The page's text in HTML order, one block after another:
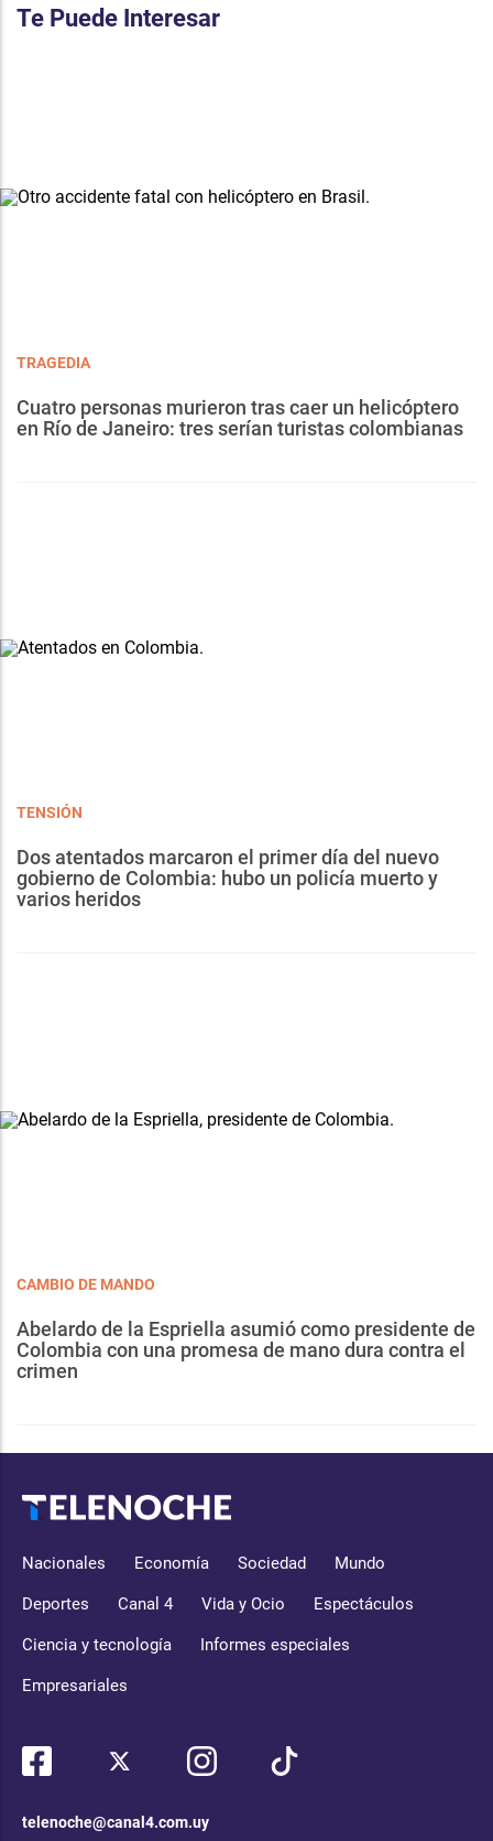
Te Puede Interesar
TRAGEDIA
Cuatro personas murieron tras caer un helicóptero
en Río de Janeiro: tres serían turistas colombianas
TENSIÓN
Dos atentados marcaron el primer día del nuevo
gobierno de Colombia: hubo un policía muerto y
varios heridos
CAMBIO DE MANDO
Abelardo de la Espriella asumió como presidente de
Colombia con una promesa de mano dura contra el
crimen
Nacionales Economía Sociedad Mundo
Deportes Canal 4 Vida y Ocio Espectáculos
Ciencia y tecnología Informes especiales
Empresariales
telenoche@canal4.com.uy